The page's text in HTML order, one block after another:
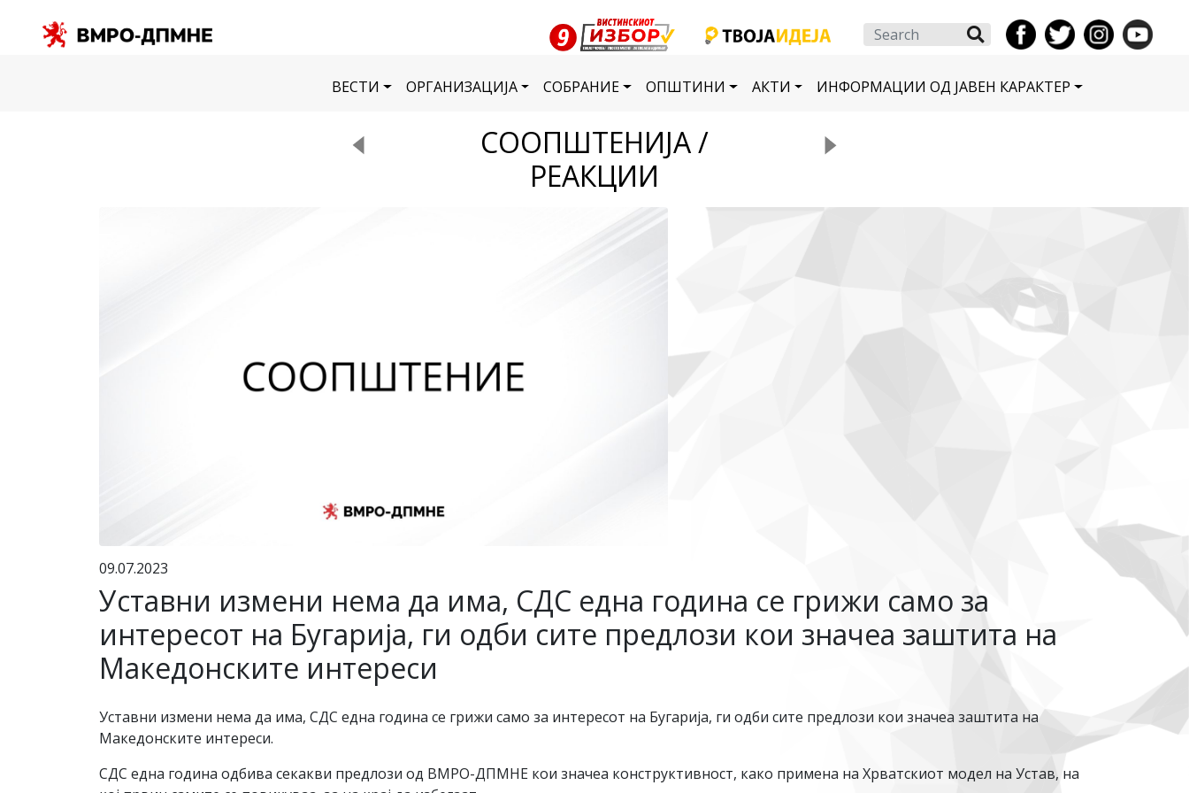
Search
ВЕСТИ ОРГАНИЗАЦИЈА СОБРАНИЕ ОПШТИНИ АКТИ ИНФОРМАЦИИ ОД ЈАВЕН КАРАКТЕР
СООПШТЕНИЈА /
РЕАКЦИИ
09.07.2023
Уставни измени нема да има, СДС една година се грижи само за
интересот на Бугарија, ги одби сите предлози кои значеа заштита на
Македонските интереси
Уставни измени нема да има, СДС една година се грижи само за интересот на Бугарија, ги одби сите предлози кои значеа заштита на
Македонските интереси.
СДС една година одбива секакви предлози од ВМРО-ДПМНЕ кои значеа конструктивност, како примена на Хрватскиот модел на Устав, на